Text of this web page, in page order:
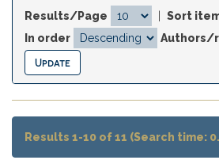
Results/Page
Sort
In order
Authors/
Results 1-10 of 11 (Search time: